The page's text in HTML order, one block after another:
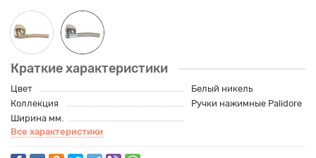
Краткие характеристики
Цвет
Белый никель
Коллекция
Ручки нажимные Palidore
Ширина мм.
Все характеристики